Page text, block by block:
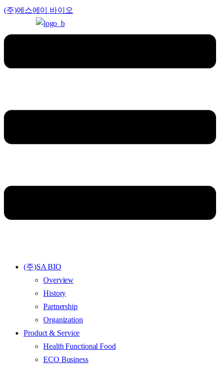
(주)에스에이 바이오
Menu
(주)SA BIO
Overview
History
Partnership
Organization
Product & Service
Health Functional Food
ECO Business